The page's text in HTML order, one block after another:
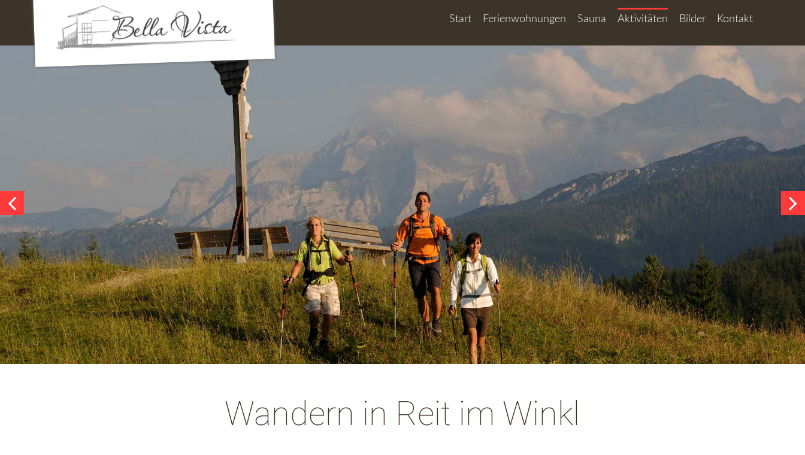
Start Ferienwohnungen
Unterberg
Sauna Aktivitäten
Golf
Indoor Golf
Wandern
Paragliding
Skifahren
Langlaufen
Winterwandern
Ausflüge
Bilder
Virtueller Rundgang
Kontakt
Anfrage
Online Buchung
Impressum
Wandern in Reit im Winkl